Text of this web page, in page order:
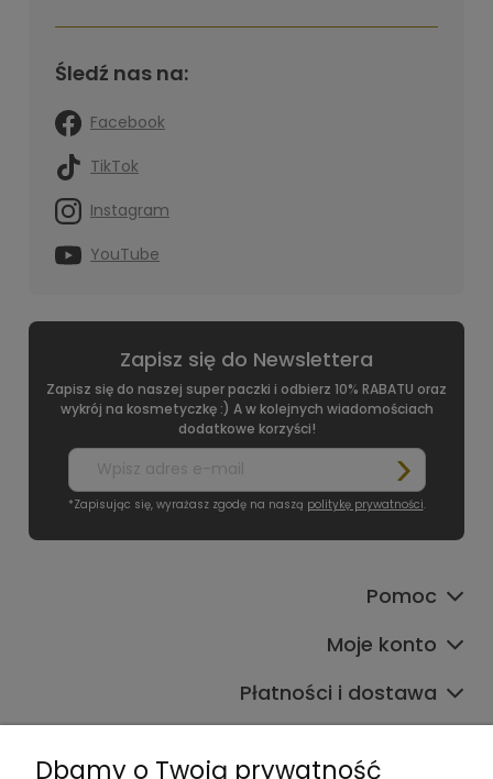
Śledź nas na:
Facebook
TikTok
Instagram
YouTube
Zapisz się do Newslettera
Zapisz się do naszej super paczki i odbierz 10% RABATU oraz
wykrój na kosmetyczkę :) A w kolejnych wiadomościach
dodatkowe korzyści!
*Zapisując się, wyrażasz zgodę na naszą politykę prywatności.
Pomoc
Moje konto
Płatności i dostawa
Dbamy o Twoją prywatność